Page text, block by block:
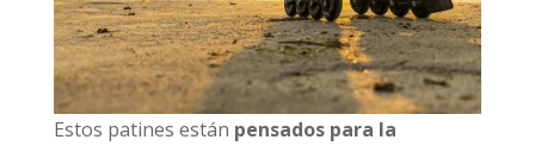
Estos patines están pensados para la